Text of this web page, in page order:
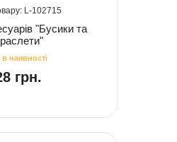
102715
"Бусики та
грн.